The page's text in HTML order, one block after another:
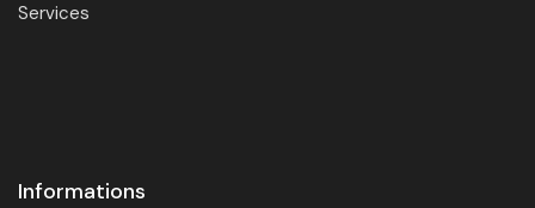
Services
Informations